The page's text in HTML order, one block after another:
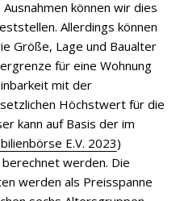
können wir dies
Allerdings können
Größe, Lage und Baualter
für eine Wohnung
mit der
Höchstwert für die
kann auf Basis der im
E.V. 2023)
werden. Die
werden als Preisspanne